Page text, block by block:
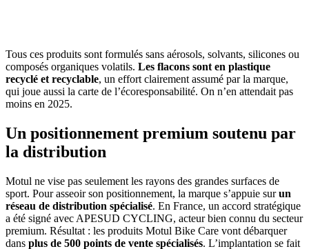
Tous ces produits sont formulés sans aérosols, solvants, silicones ou
composés organiques volatils. Les flacons sont en plastique
recyclé et recyclable, un effort clairement assumé par la marque,
qui joue aussi la carte de l’écoresponsabilité. On n’en attendait pas
moins en 2025.
Un positionnement premium soutenu par
la distribution
Motul ne vise pas seulement les rayons des grandes surfaces de
sport. Pour asseoir son positionnement, la marque s’appuie surun
réseau de distribution spécialisé. En France, un accord stratégique
a été signé avec APESUD CYCLING, acteur bien connu du secteur
premium. Résultat : les produits Motul Bike Care vont débarquer
dans plus de 500 points de vente spécialisés. L’implantation se fait